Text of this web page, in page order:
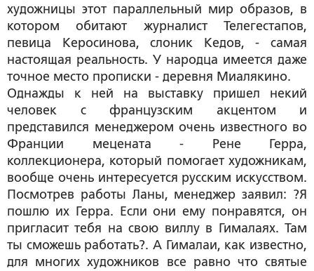
художницы этот параллельный мир образов, в
котором обитают журналист Телегестапов,
певица Керосинова, слоник Кедов, - самая
настоящая реальность. У народца имеется даже
точное место прописки - деревня Миалякино.
Однажды к ней на выставку пришел некий
человек с французским акцентом и
представился менеджером очень известного во
Франции мецената - Рене Герра,
коллекционера, который помогает художникам,
вообще очень интересуется русским искусством.
Посмотрев работы Ланы, менеджер заявил: ?Я
пошлю их Герра. Если они ему понравятся, он
пригласит тебя на свою виллу в Гималаях. Там
ты сможешь работать?. А Гималаи, как известно,
для многих художников все равно что святые